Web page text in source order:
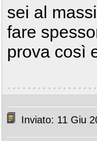
sei al
fare
prova così
Inviato: 11 Giu